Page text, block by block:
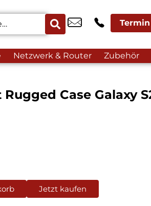
Netzwerk & Router Zubehör
Case Galaxy
Jetzt kaufen